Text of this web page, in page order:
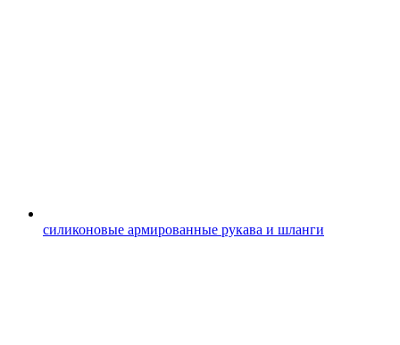
силиконовые армированные рукава и шланги